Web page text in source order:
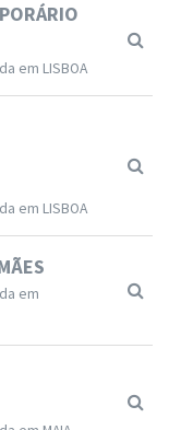
em LISBOA
em LISBOA
em